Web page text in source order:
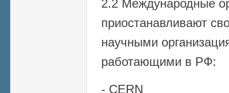
2.2 Международные
приостанавливают
научными
работающими в РФ:
- CERN